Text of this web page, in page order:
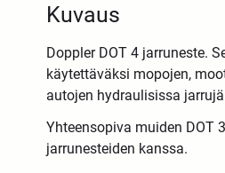
Kuvaus
Doppler DOT 4 jarruneste.
käytettäväksi mopojen,
autojen hydraulisissa
Yhteensopiva muiden DOT
jarrunesteiden kanssa.